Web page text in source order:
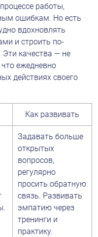
работы,
ошибкам. Но есть
вдохновлять
и строить по-
качества — не
ежедневно
действиях своего
Как развивать
Задавать больше
открытых
вопросов,
регулярно
просить обратную
связь. Развивать
эмпатию через
тренинги и
практику.